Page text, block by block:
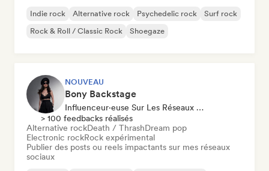
Indie rock Alternative rock Psychedelic rock
Surf rock
Rock & Roll / Classic Rock
Shoegaze
NOUVEAU
Bony Backstage
Influenceur·euse Sur Les Réseaux Sociaux
> 100 feedbacks réalisés
Alternative rockDeath / ThrashDream pop
Electronic rockRock expérimental
Publier des posts ou reels impactants sur mes réseaux
sociaux